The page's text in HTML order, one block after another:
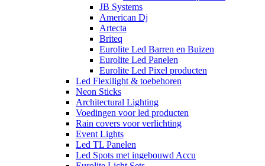
JB Systems
American Dj
Artecta
Briteq
Eurolite Led Barren en Buizen
Eurolite Led Panelen
Eurolite Led Pixel producten
Led Flexilight & toebehoren
Neon Sticks
Architectural Lighting
Voedingen voor led producten
Rain covers voor verlichting
Event Lights
Led TL Panelen
Led Spots met ingebouwd Accu